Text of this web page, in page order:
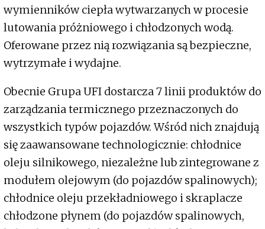
wymienników ciepła wytwarzanych w procesie
lutowania próżniowego i chłodzonych wodą.
Oferowane przez nią rozwiązania są bezpieczne,
wytrzymałe i wydajne.
Obecnie Grupa UFI dostarcza 7 linii produktów do
zarządzania termicznego przeznaczonych do
wszystkich typów pojazdów. Wśród nich znajdują
się zaawansowane technologicznie: chłodnice
oleju silnikowego, niezależne lub zintegrowane z
modułem olejowym (do pojazdów spalinowych);
chłodnice oleju przekładniowego i skraplacze
chłodzone płynem (do pojazdów spalinowych,